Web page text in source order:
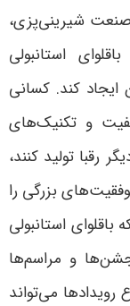
صنعت شیرینی‌پزی،
استانبولی
ایجاد کند. کسانی
و تکنیک‌های
رقبا تولید کنند،
بزرگی را
باقلوای استانبولی
و مراسم‌ها
می‌تواند